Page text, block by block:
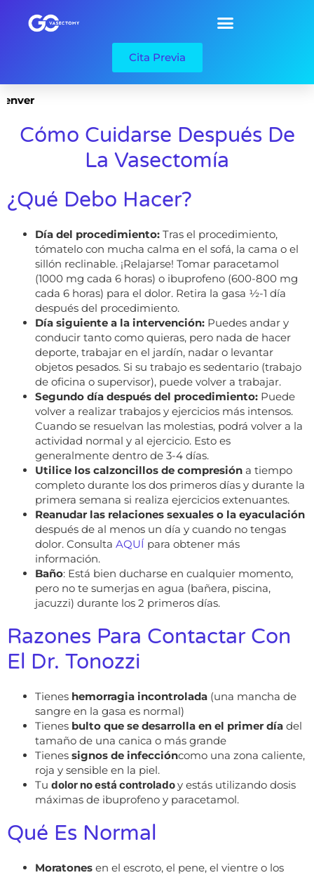
Cita Previa
Cómo Cuidarse Después De
La Vasectomía
¿Qué Debo Hacer?
Día del procedimiento: Tras el procedimiento,
tómatelo con mucha calma en el sofá, la cama o el
sillón reclinable. ¡Relajarse! Tomar paracetamol
(1000 mg cada 6 horas) o ibuprofeno (600-800 mg
cada 6 horas) para el dolor. Retira la gasa ½-1 día
después del procedimiento.
Día siguiente a la intervención: Puedes andar y
conducir tanto como quieras, pero nada de hacer
deporte, trabajar en el jardín, nadar o levantar
objetos pesados. Si su trabajo es sedentario (trabajo
de oficina o supervisor), puede volver a trabajar.
Segundo día después del procedimiento: Puede
volver a realizar trabajos y ejercicios más intensos.
Cuando se resuelvan las molestias, podrá volver a la
actividad normal y al ejercicio. Esto es
generalmente dentro de 3-4 días.
Utilice los calzoncillos de compresión a tiempo
completo durante los dos primeros días y durante la
primera semana si realiza ejercicios extenuantes.
Reanudar las relaciones sexuales o la eyaculación
después de al menos un día y cuando no tengas
dolor. Consulta AQUÍ para obtener más
información.
Baño: Está bien ducharse en cualquier momento,
pero no te sumerjas en agua (bañera, piscina,
jacuzzi) durante los 2 primeros días.
Razones Para Contactar Con
El Dr. Tonozzi
Tienes hemorragia incontrolada (una mancha de
sangre en la gasa es normal)
Tienes bulto que se desarrolla en el primer día del
tamaño de una canica o más grande
Tienes signos de infeccióncomo una zona caliente,
roja y sensible en la piel.
Tu dolor no está controladoy estás utilizando dosis
máximas de ibuprofeno y paracetamol.
Qué Es Normal
Moratones en el escroto, el pene, el vientre o los